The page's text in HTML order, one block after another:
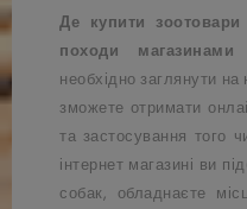
Де купити
походи магазинами
необхідно заглянути
зможете отримати
та застосування того
інтернет магазині ви
собак, обладнаєте